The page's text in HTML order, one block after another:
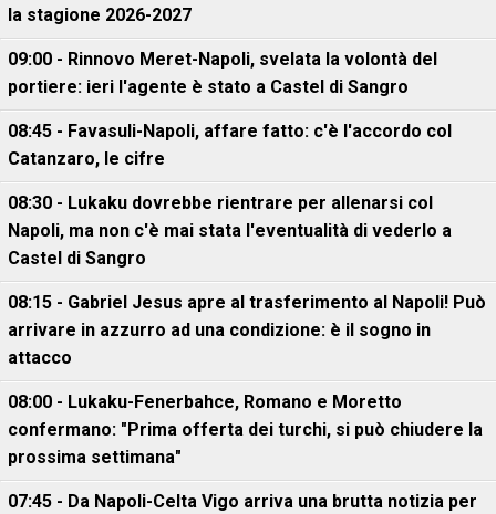
la stagione 2026-2027
09:00 - Rinnovo Meret-Napoli, svelata la volontà del
portiere: ieri l'agente è stato a Castel di Sangro
08:45 - Favasuli-Napoli, affare fatto: c'è l'accordo col
Catanzaro, le cifre
08:30 - Lukaku dovrebbe rientrare per allenarsi col
Napoli, ma non c'è mai stata l'eventualità di vederlo a
Castel di Sangro
08:15 - Gabriel Jesus apre al trasferimento al Napoli! Può
arrivare in azzurro ad una condizione: è il sogno in
attacco
08:00 - Lukaku-Fenerbahce, Romano e Moretto
confermano: "Prima offerta dei turchi, si può chiudere la
prossima settimana"
07:45 - Da Napoli-Celta Vigo arriva una brutta notizia per